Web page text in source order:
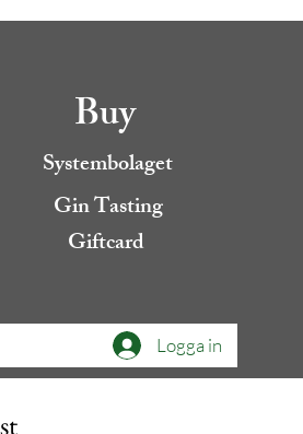
Buy
Systembolaget
Gin Tasting
Giftcard
Logga in